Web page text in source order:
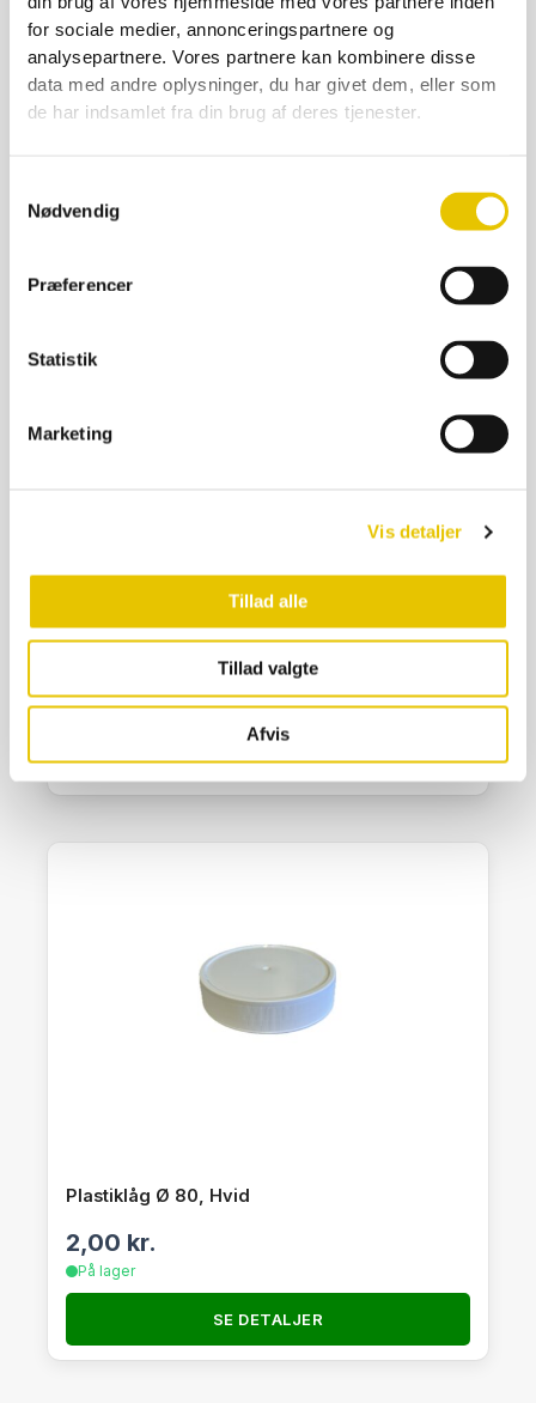
for sociale medier, annonceringspartnere og
analysepartnere. Vores partnere kan kombinere disse
data med andre oplysninger, du har givet dem, eller som
de har indsamlet fra din brug af deres tjenester.
Nødvendig
Præferencer
Statistik
Marketing
Vis detaljer
Tillad alle
Tillad valgte
Afvis
Låg Twist Off Ø 66 Guld, 370 ml 6-kantet
2,00kr.
Låg Twist off Ø 48 Guld
På lager
Plastiklåg Ø 80, Hvid
2,00 kr.
På lager
SE DETALJER